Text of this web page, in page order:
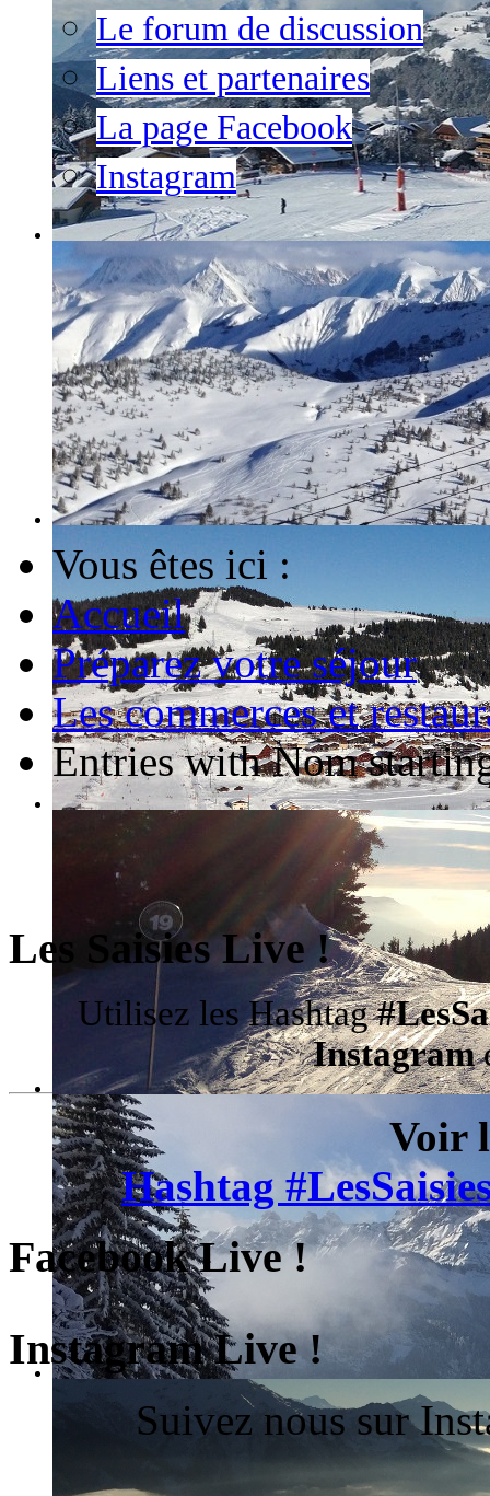
Le forum de discussion
Liens et partenaires
La page Facebook
Instagram
Vous êtes ici :
Accueil
Préparez votre séjour
Les commerces et
Entries with Nom
Les Saisies Live !
Utilisez les Hashtag
Instagram
Voir
Hashtag
Facebook Live !
Instagram Live !
Suivez nous sur